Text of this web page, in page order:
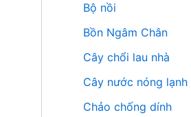
Bộ nồi
Bồn Ngâm Chân
Cây chổi lau nhà
Cây nước nóng lạnh
Chảo chống dính